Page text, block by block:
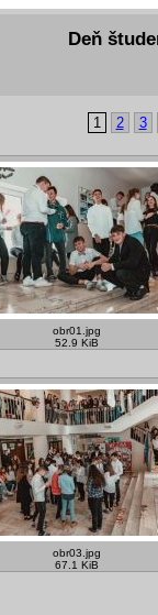
Deň
1 2 3
obr01.jpg
52.9 KiB
obr03.jpg
67.1 KiB